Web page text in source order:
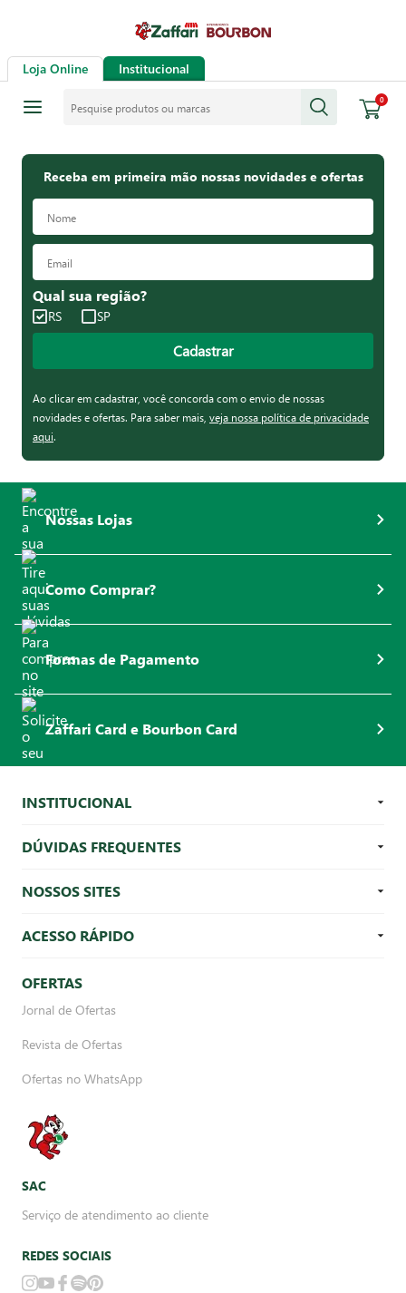
Loja Online Institucional
0
Receba em primeira mão nossas novidades e ofertas
Qual sua região?
RS SP
Cadastrar
Ao clicar em cadastrar, você concorda com o envio de nossas
novidades e ofertas. Para saber mais, veja nossa política de privacidade
aqui.
Nossas Lojas
Como Comprar?
Formas de Pagamento
Zaffari Card e Bourbon Card
INSTITUCIONAL
DÚVIDAS FREQUENTES
NOSSOS SITES
ACESSO RÁPIDO
OFERTAS
Jornal de Ofertas
Revista de Ofertas
Ofertas no WhatsApp
SAC
Serviço de atendimento ao cliente
REDES SOCIAIS